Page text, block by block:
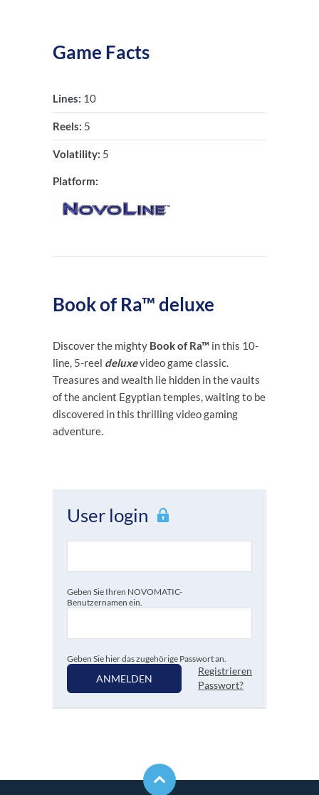
Game Facts
Lines: 10
Reels: 5
Volatility: 5
Platform:
Book of Ra™ deluxe
Discover the mighty Book of Ra™ in this 10-
line, 5-reel deluxevideo game classic.
Treasures and wealth lie hidden in the vaults
of the ancient Egyptian temples, waiting to be
discovered in this thrilling video gaming
adventure.
User login
Geben Sie Ihren NOVOMATIC-
Benutzernamen ein.
Geben Sie hier das zugehörige Passwort an.
ANMELDEN
Registrieren
Passwort?